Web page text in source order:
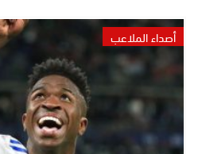
أصداء الملاعب